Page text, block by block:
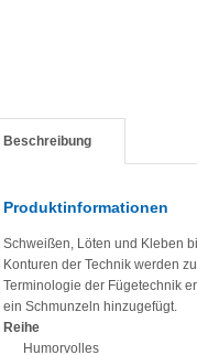
Beschreibung
Produktinformationen
Schweißen, Löten und Kleben
Konturen der Technik werden
Terminologie der Fügetechnik
ein Schmunzeln hinzugefügt.
Reihe
Humorvolles